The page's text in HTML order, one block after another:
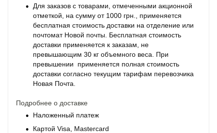
Для заказов с товарами, отмеченными акционной
отметкой, на сумму от 1000 грн., применяется
бесплатная стоимость доставки на отделение или
почтомат Новой почты. Бесплатная стоимость
доставки применяется к заказам, не
превышающим 30 кг объемного веса. При
превышении применяется полная стоимость
доставки согласно текущим тарифам перевозчика
Новая Почта.
Подробнее о доставке
Наложенный платеж
Картой Visa, Mastercard